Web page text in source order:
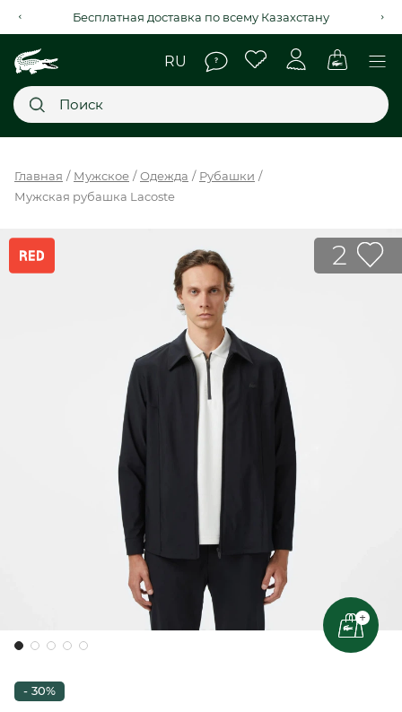
Рассрочка на 4 месяца через Kaspi Red+
НОВИНКИ
SALE
МЫ LACOSTE
Главная Мужское Одежда
Рубашки
Мужская рубашка Lacoste
2
+
- 30%